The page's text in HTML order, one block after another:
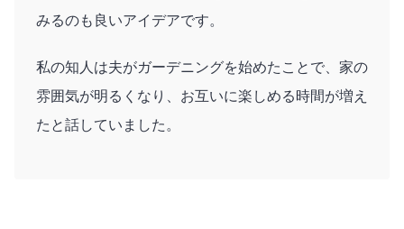
みるのも良いアイデアです。
私の知人は夫がガーデニングを始めたことで、家の
雰囲気が明るくなり、お互いに楽しめる時間が増え
たと話していました。